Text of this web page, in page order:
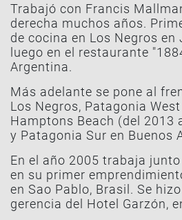
Trabajó con Francis
derecha muchos años.
de cocina en Los Negros en
luego en el restaurante
Argentina.
Más adelante se pone al
Los Negros, Patagonia
Hamptons Beach (del 2013
y Patagonia Sur en Buenos
En el año 2005 trabaja
en su primer
en Sao Pablo, Brasil. Se
gerencia del Hotel Garzón,